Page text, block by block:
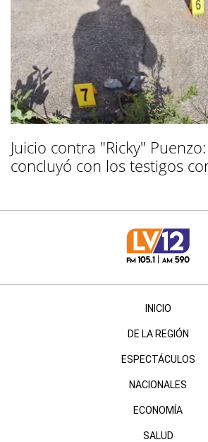
Juicio contra "Ricky"
concluyó con los testigos
INICIO
DE LA REGIÓN
ESPECTÁCULOS
NACIONALES
ECONOMÍA
SALUD